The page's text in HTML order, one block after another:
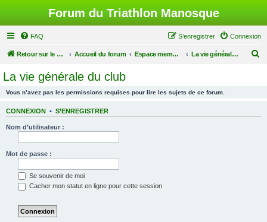
Forum du Triathlon Manosque
FAQ Connexion
S’enregistrer
Retour sur le site du Triathlon Accueil du forum Espace membres du Triathlon de Manosque La vie générale du club
La vie générale du club
Vous n’avez pas les permissions requises pour lire les sujets de ce forum.
CONNEXION • S’ENREGISTRER
Nom d’utilisateur :
Mot de passe :
Se souvenir de moi
Cacher mon statut en ligne pour cette session